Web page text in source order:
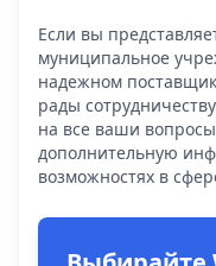
Если вы
муниципальное
надежном
рады
на все ваши
дополнительную
возможностях в